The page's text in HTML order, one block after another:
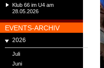
Klub 66 im U4 am
28.05.2026
EVENTS-ARCHIV
2026
Juli
Juni